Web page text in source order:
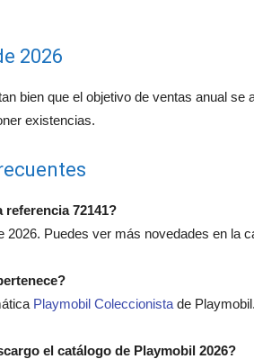
2026
bien que el objetivo de ventas anual
existencias.
referencia 72141?
2026. Puedes ver más novedades en la
Playmobil Coleccionista de Playmobil.
el catálogo de Playmobil 2026?